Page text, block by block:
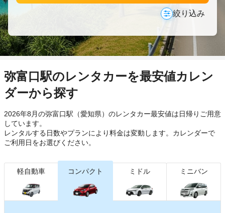
絞り込み
弥富口駅のレンタカーを最安値カレン
ダーから探す
2026年8月の弥富口駅（愛知県）のレンタカー最安値は日帰り ご用意
しています。
レンタルする日数やプランにより料金は変動します。カレンダーで
ご利用日をお選びください。
軽自動車 コンパクト ミドル ミニバン